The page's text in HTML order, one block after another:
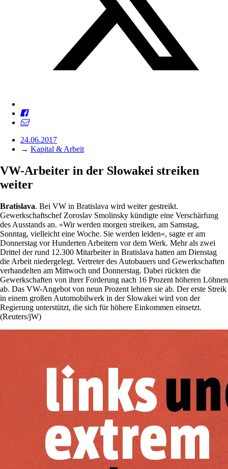
24.06.2017
→ Kapital & Arbeit
VW-Arbeiter in der ­Slowakei streiken
weiter
Bratislava. Bei VW in Bratislava wird weiter gestreikt.
Gewerkschaftschef Zoroslav Smolinsky kündigte eine Verschärfung
des Ausstands an. »Wir werden morgen streiken, am Samstag,
Sonntag, vielleicht eine Woche. Sie werden leiden«, sagte er am
Donnerstag vor Hunderten Arbeitern vor dem Werk. Mehr als zwei
Drittel der rund 12.300 Mitarbeiter in Bratislava hatten am Dienstag
die Arbeit niedergelegt. Vertreter des Autobauers und Gewerkschaften
verhandelten am Mittwoch und Donnerstag. Dabei rückten die
Gewerkschaften von ihrer Forderung nach 16 Prozent höheren Löhnen
ab. Das VW-Angebot von neun Prozent lehnen sie ab. Der erste Streik
in einem großen Automobilwerk in der Slowakei wird von der
Regierung unterstützt, die sich für höhere Einkommen einsetzt.
(Reuters/jW)